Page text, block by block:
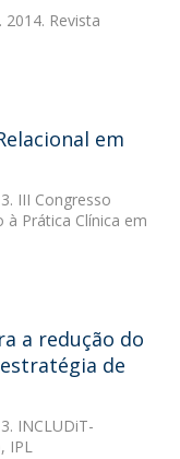
Revista
em
III Congresso
à Prática Clínica em
a redução do
de
INCLUDiT-
IPL